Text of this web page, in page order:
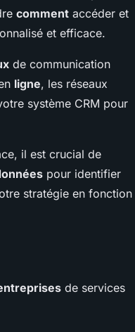
comment accéder et
et efficace.
de communication
ligne, les réseaux
système CRM pour
il est crucial de
pour identifier
stratégie en fonction
de services